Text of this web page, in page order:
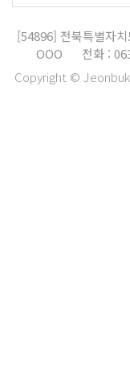
[54896] 전북특별자
OOO
전화 :
Copyright ©